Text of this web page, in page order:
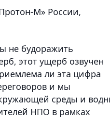
М» России,
не будоражить
этот ущерб озвучен
ли эта цифра
и мы
среды и
НПО в рамках